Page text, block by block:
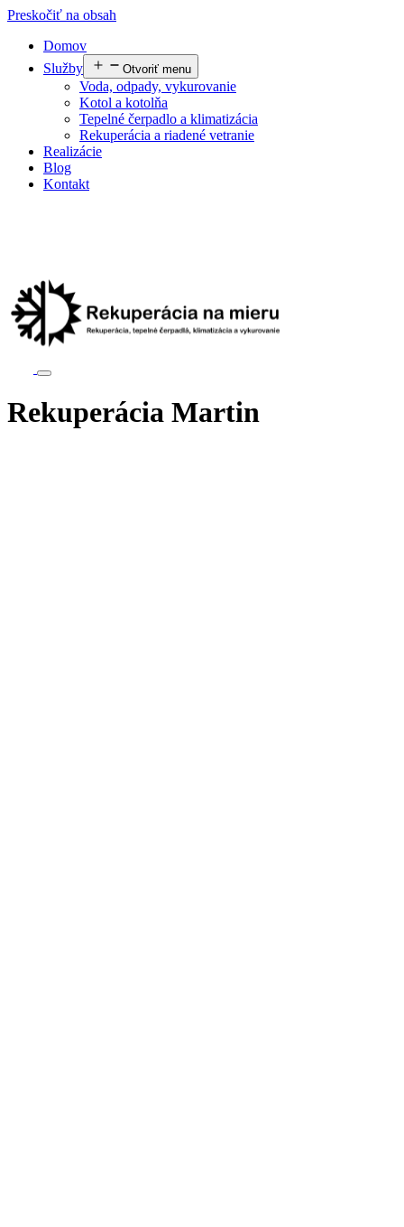
Preskočiť na obsah
Domov
Služby
Otvoriť menu
Voda, odpady, vykurovanie
Kotol a kotolňa
Tepelné čerpadlo a klimatizácia
Rekuperácia a riadené vetranie
Realizácie
Blog
Kontakt
Rekuperácia Martin